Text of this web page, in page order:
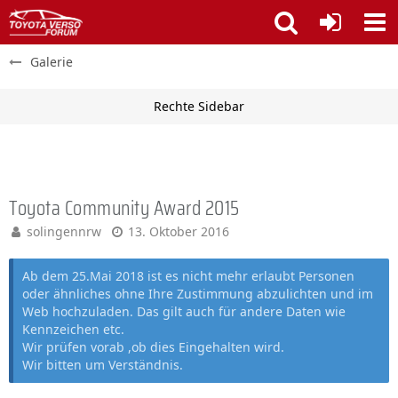
Galerie
Toyota Community Award 2015
solingennrw 13. Oktober 2016
Ab dem 25.Mai 2018 ist es nicht mehr erlaubt Personen
oder ähnliches ohne Ihre Zustimmung abzulichten und im
Web hochzuladen. Das gilt auch für andere Daten wie
Kennzeichen etc.
Wir prüfen vorab ,ob dies Eingehalten wird.
Wir bitten um Verständnis.